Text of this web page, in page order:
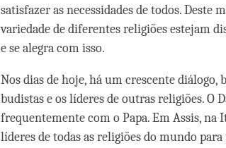
satisfazer as necessidades de todos.
variedade de diferentes religiões estejam
e se alegra com isso.
Nos dias de hoje, há um crescente
budistas e os líderes de outras religiões. O
frequentemente com o Papa. Em Assis, na
líderes de todas as religiões do mundo